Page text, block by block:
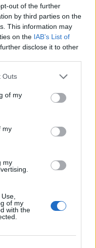
out of the further
by third parties on the
This information may
on the IAB’s List of
disclose it to other
Outs
of my
my
my
of my
with the
a gázolaj